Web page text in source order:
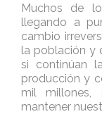
Muchos de
llegando a
cambio
la población y
si continúan
producción y
mil millones,
mantener